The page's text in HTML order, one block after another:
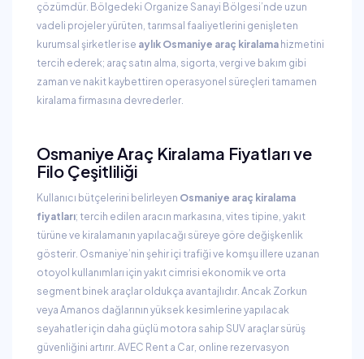
çözümdür. Bölgedeki Organize Sanayi Bölgesi’nde uzun
vadeli projeler yürüten, tarımsal faaliyetlerini genişleten
kurumsal şirketler ise aylık Osmaniye araç kiralama hizmetini
tercih ederek; araç satın alma, sigorta, vergi ve bakım gibi
zaman ve nakit kaybettiren operasyonel süreçleri tamamen
kiralama firmasına devrederler.
Osmaniye Araç Kiralama Fiyatları ve
Filo Çeşitliliği
Kullanıcı bütçelerini belirleyen Osmaniye araç kiralama
fiyatları; tercih edilen aracın markasına, vites tipine, yakıt
türüne ve kiralamanın yapılacağı süreye göre değişkenlik
gösterir. Osmaniye’nin şehir içi trafiği ve komşu illere uzanan
otoyol kullanımları için yakıt cimrisi ekonomik ve orta
segment binek araçlar oldukça avantajlıdır. Ancak Zorkun
veya Amanos dağlarının yüksek kesimlerine yapılacak
seyahatler için daha güçlü motora sahip SUV araçlar sürüş
güvenliğini artırır. AVEC Rent a Car, online rezervasyon